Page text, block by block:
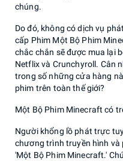
chúng.
Do đó, không có dịch vụ
cấp Phim Một Bộ Phim
chắc chắn sẽ được mua lại
Netflix và Crunchyroll. Cân
trong số những cửa hàng
phim trên toàn thế giới?
Một Bộ Phim Minecraft có
Người khổng lồ phát trực
chương trình truyền hình và
'Một Bộ Phim Minecraft.'